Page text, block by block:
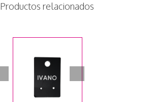
Productos relacionados